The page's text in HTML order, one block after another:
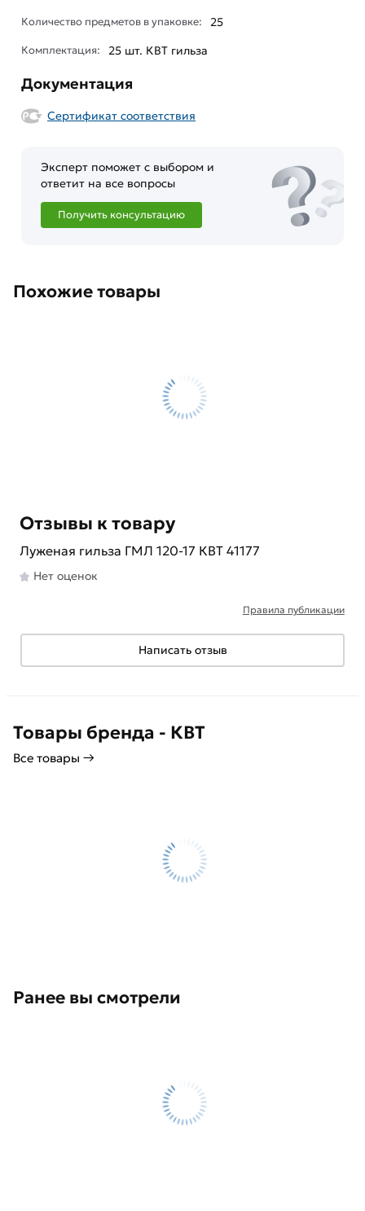
Количество предметов в упаковке: 25
Комплектация: 25 шт. КВТ гильза
Документация
Сертификат соответствия
Эксперт поможет с выбором и
ответит на все вопросы
Получить консультацию
Похожие товары
Отзывы к товару
Луженая гильза ГМЛ 120-17 КВТ 41177
Нет оценок
Правила публикации
Написать отзыв
Товары бренда - КВТ
Все товары →
Ранее вы смотрели